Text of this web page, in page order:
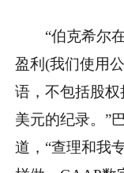
“伯克希尔
盈利(我们使用
语，不包括股
美元的纪录。”
道，“查理和我